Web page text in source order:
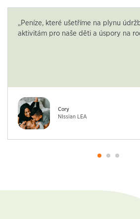
„Peníze, které ušetříme na plynu
aktivitám pro naše děti a úspory na
Cory
NIssian LEA